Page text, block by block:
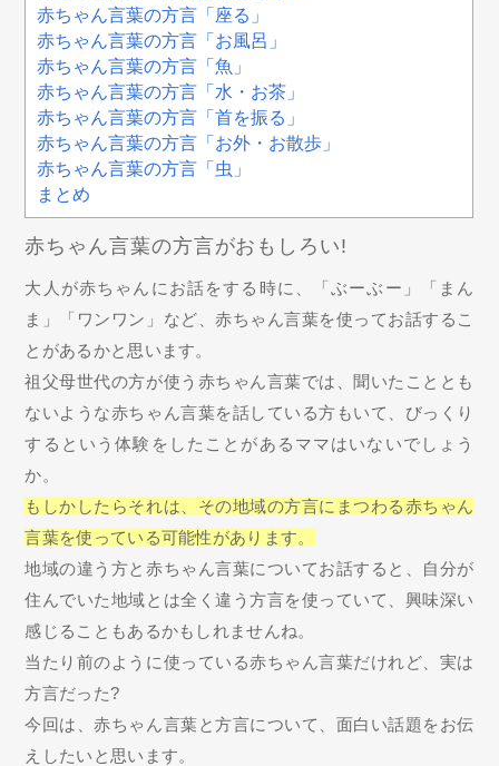
赤ちゃん言葉の方言「座る」
赤ちゃん言葉の方言「お風呂」
赤ちゃん言葉の方言「魚」
赤ちゃん言葉の方言「水・お茶」
赤ちゃん言葉の方言「首を振る」
赤ちゃん言葉の方言「お外・お散歩」
赤ちゃん言葉の方言「虫」
まとめ
赤ちゃん言葉の方言がおもしろい!
大人が赤ちゃんにお話をする時に、「ぶーぶー」「まん
ま」「ワンワン」など、赤ちゃん言葉を使ってお話するこ
とがあるかと思います。
祖父母世代の方が使う赤ちゃん言葉では、聞いたこととも
ないような赤ちゃん言葉を話している方もいて、びっくり
するという体験をしたことがあるママはいないでしょう
か。
もしかしたらそれは、その地域の方言にまつわる赤ちゃん
言葉を使っている可能性があります。
地域の違う方と赤ちゃん言葉についてお話すると、自分が
住んでいた地域とは全く違う方言を使っていて、興味深い
感じることもあるかもしれませんね。
当たり前のように使っている赤ちゃん言葉だけれど、実は
方言だった?
今回は、赤ちゃん言葉と方言について、面白い話題をお伝
えしたいと思います。